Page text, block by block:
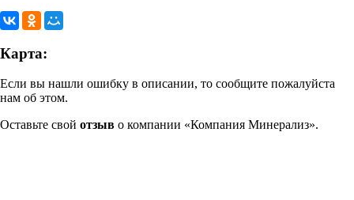
Карта:
Если вы нашли ошибку в описании, то сообщите пожалуйста
нам об этом.
Оставьте свой отзыв о компании «Компания Минерализ».